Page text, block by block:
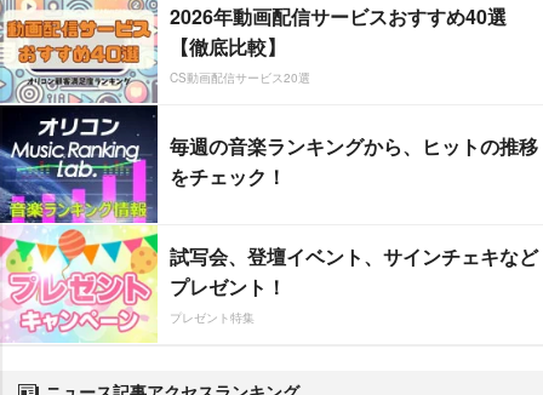
2026年動画配信サービスおすすめ40選
【徹底比較】
CS動画配信サービス20選
毎週の音楽ランキングから、ヒットの推移
をチェック！
試写会、登壇イベント、サインチェキなど
プレゼント！
プレゼント特集